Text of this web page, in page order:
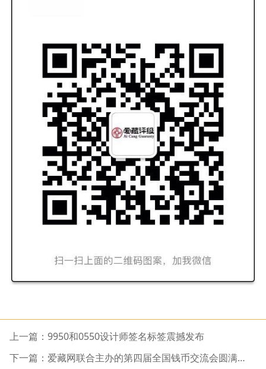
上一篇：9950和0550设计师签名标签震撼发布
下一篇：爱藏网联合主办的第四届全国钱币交流会圆满举